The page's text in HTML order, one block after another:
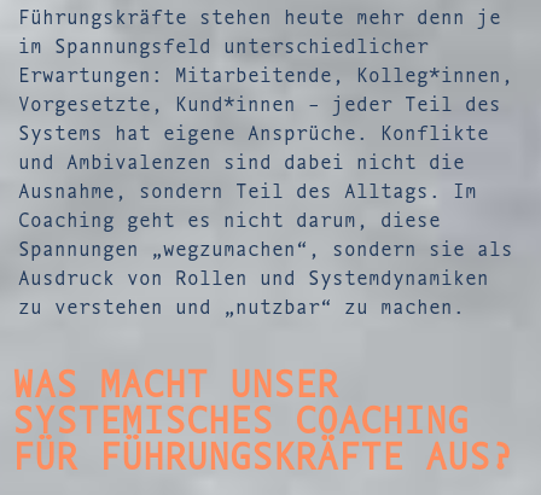
Führungskräfte stehen heute mehr denn je
im Spannungsfeld unterschiedlicher
Erwartungen: Mitarbeitende, Kolleg*innen,
Vorgesetzte, Kund*innen – jeder Teil des
Systems hat eigene Ansprüche. Konflikte
und Ambivalenzen sind dabei nicht die
Ausnahme, sondern Teil des Alltags. Im
Coaching geht es nicht darum, diese
Spannungen „wegzumachen“, sondern sie als
Ausdruck von Rollen und Systemdynamiken
zu verstehen und „nutzbar“ zu machen.
WAS MACHT UNSER
SYSTEMISCHES COACHING
FÜR FÜHRUNGSKRÄFTE AUS?